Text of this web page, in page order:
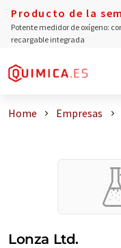
Producto de la
Potente medidor de oxígeno:
recargable integrada
Home Empresas
Lonza Ltd.